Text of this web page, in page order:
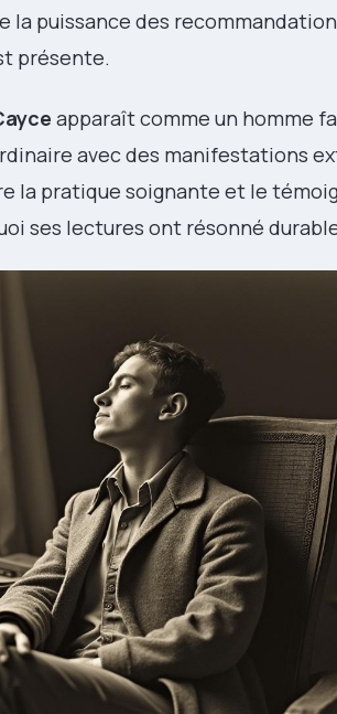
puissance des
présente.
apparaît comme un homme
avec des manifestations
la pratique soignante et le
ses lectures ont résonné